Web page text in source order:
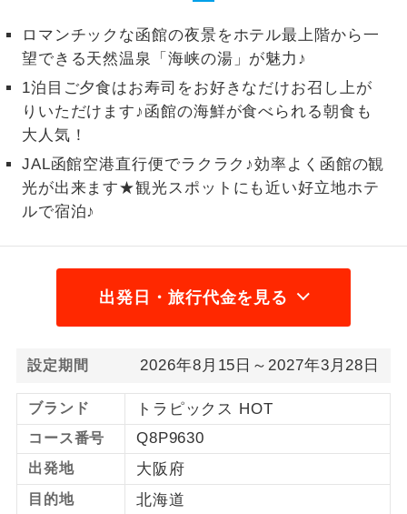
ロマンチックな函館の夜景をホテル最上階から一
望できる天然温泉「海峡の湯」が魅力♪
1泊目ご夕食はお寿司をお好きなだけお召し上が
りいただけます♪函館の海鮮が食べられる朝食も
大人気！
JAL函館空港直行便でラクラク♪効率よく函館の観
光が出来ます★観光スポットにも近い好立地ホテ
ルで宿泊♪
出発日・旅行代金を見る
設定期間 2026年8月15日～2027年3月28日
ブランド トラピックス HOT
コース番号 Q8P9630
出発地 大阪府
目的地 北海道
おひとり様参
加限定
おひとり様限定でご参加いただけるコー
スです。
1名様1室同代
金
1名様1室利用でも追加料金がかからない
ご夫婦限定
ご夫婦限定でご参加いただけるコースで
す。
す。
年齢制限あり
です。
画にとても便利です。
ホテル指定
ご紹介するホテルを指定したコースで
す。
おひとり様バ
ス2席利用
おひとり様でバス席を2席利⽤できま
す。